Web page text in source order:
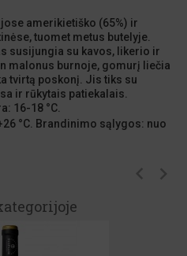
amerikietiško (65%) ir
tuomet metus butelyje.
susijungia su kavos, likerio ir
malonus burnoje, gomurį liečia
tvirtą poskonį. Jis tiks su
ir rūkytais patiekalais.
16-18 °C.
°C. Brandinimo sąlygos: nuo